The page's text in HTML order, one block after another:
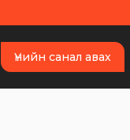
Үнийн санал авах